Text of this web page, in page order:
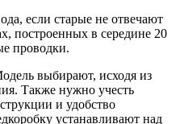
если старые не отвечают
построенных в середине 20
проводки.
выбирают, исходя из
Также нужно учесть
и удобство
устанавливают над